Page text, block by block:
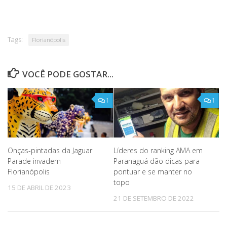
Tags: Florianópolis
VOCÊ PODE GOSTAR...
1
Onças-pintadas da Jaguar
Parade invadem
Florianópolis
15 DE ABRIL DE 2023
1
Líderes do ranking AMA em
Paranaguá dão dicas para
pontuar e se manter no
topo
21 DE SETEMBRO DE 2022